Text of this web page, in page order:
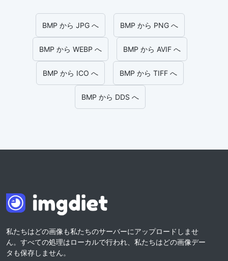
BMP から JPG へ BMP から PNG へ
BMP から WEBP へ BMP から AVIF へ
BMP から ICO へ BMP から TIFF へ
BMP から DDS へ
私たちはどの画像も私たちのサーバーにアップロードしませ
ん。すべての処理はローカルで行われ、私たちはどの画像デー
タも保存しません。